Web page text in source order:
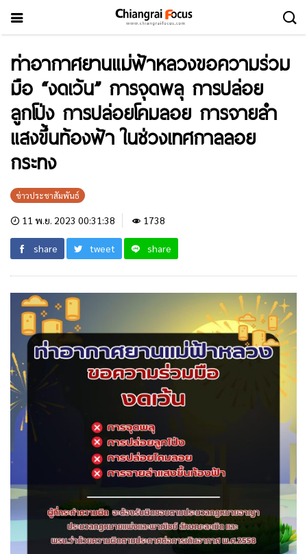
ท่าอากาศยานแม่ฟ้าหลวงขอความร่วม
มือ “งดเว้น” การจุดพลุ ️การปล่อย
ลูกโป่ง ️การปล่อยโคมลอย การจายลำ
แสงขึ้นท้องฟ้า ในช่วงเทศกาลลอย
กระทง
ข่าวประชาสัมพันธ์
11 พ.ย. 2023 00:31:38 1738
share tweet share